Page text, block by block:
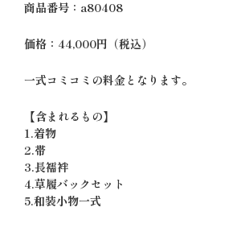
商品番号：a80408
価格：44,000円（税込）
一式コミコミの料金となります。
【含まれるもの】
1.着物
2.帯
3.長襦袢
4.草履バックセット
5.和装小物一式